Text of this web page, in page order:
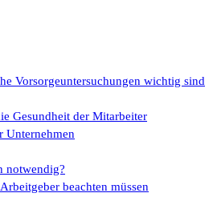
Vorsorgeuntersuchungen wichtig sind
Gesundheit der Mitarbeiter
Unternehmen
notwendig?
beachten müssen